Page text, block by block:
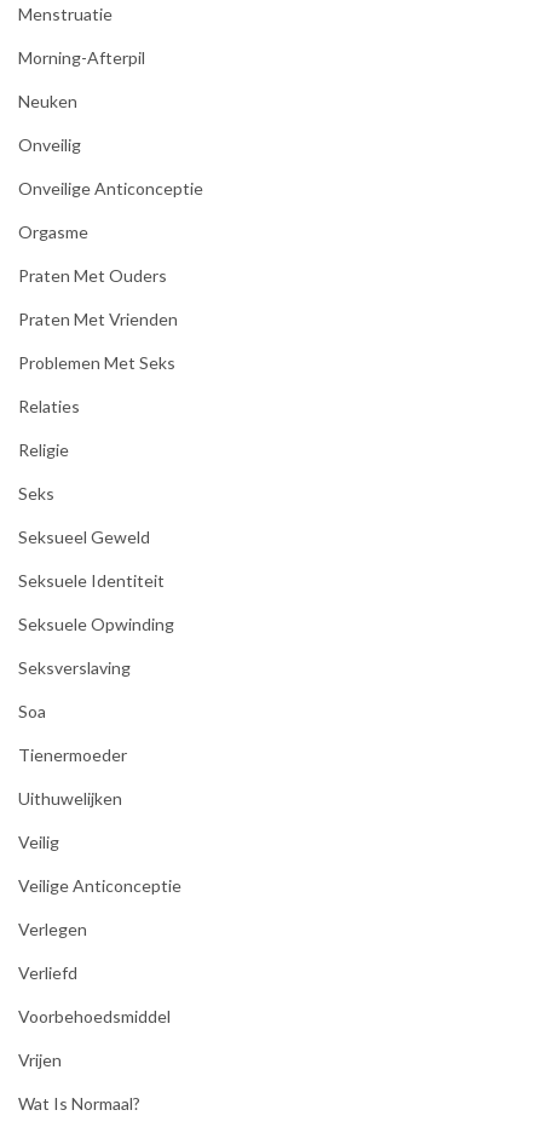
Menstruatie
Morning-Afterpil
Neuken
Onveilig
Onveilige Anticonceptie
Orgasme
Praten Met Ouders
Praten Met Vrienden
Problemen Met Seks
Relaties
Religie
Seks
Seksueel Geweld
Seksuele Identiteit
Seksuele Opwinding
Seksverslaving
Soa
Tienermoeder
Uithuwelijken
Veilig
Veilige Anticonceptie
Verlegen
Verliefd
Voorbehoedsmiddel
Vrijen
Wat Is Normaal?